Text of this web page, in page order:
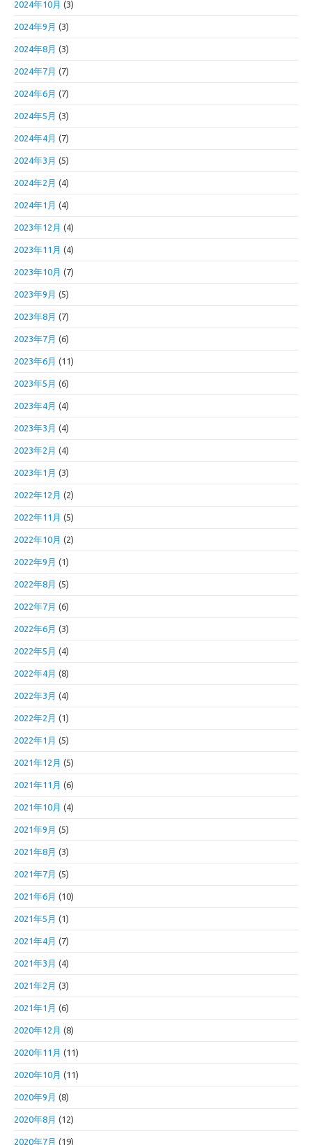
2024年10月 (3)
2024年9月 (3)
2024年8月 (3)
2024年7月 (7)
2024年6月 (7)
2024年5月 (3)
2024年4月 (7)
2024年3月 (5)
2024年2月 (4)
2024年1月 (4)
2023年12月 (4)
2023年11月 (4)
2023年10月 (7)
2023年9月 (5)
2023年8月 (7)
2023年7月 (6)
2023年6月 (11)
2023年5月 (6)
2023年4月 (4)
2023年3月 (4)
2023年2月 (4)
2023年1月 (3)
2022年12月 (2)
2022年11月 (5)
2022年10月 (2)
2022年9月 (1)
2022年8月 (5)
2022年7月 (6)
2022年6月 (3)
2022年5月 (4)
2022年4月 (8)
2022年3月 (4)
2022年2月 (1)
2022年1月 (5)
2021年12月 (5)
2021年11月 (6)
2021年10月 (4)
2021年9月 (5)
2021年8月 (3)
2021年7月 (5)
2021年6月 (10)
2021年5月 (1)
2021年4月 (7)
2021年3月 (4)
2021年2月 (3)
2021年1月 (6)
2020年12月 (8)
2020年11月 (11)
2020年10月 (11)
2020年9月 (8)
2020年8月 (12)
2020年7月 (19)